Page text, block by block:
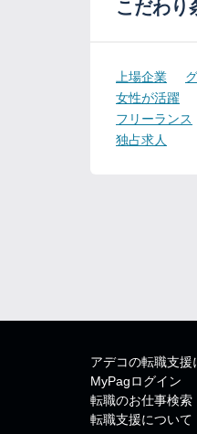
こだわり
上場企業
女性が活躍
フリーランス
独占求人
アデコの転職支援
MyPagログイン
転職のお仕事検索
転職支援について